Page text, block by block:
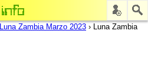
Luna Zambia Marzo 2023 › Luna Zambia